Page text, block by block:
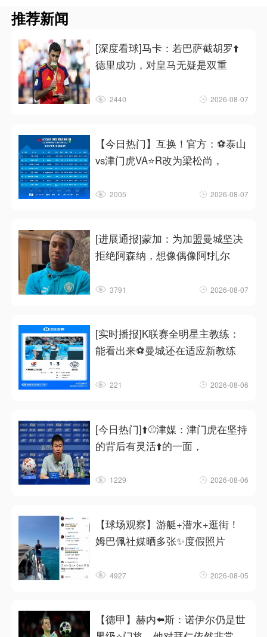
推荐新闻
[深度看球]马卡：若巴萨截胡罗⬆️
德里成功，对皇马无疑是双重
2440 2026-08-07
【今日热门】互换！官方：⚽泰山
vs津门虎VA⭐R改为梁松尚，
2005 2026-08-07
[进展通报]蒙加：为加盟曼城坚决
拒绝阿森纳，想像偶像阿❗扎尔
3791 2026-08-07
[实时播报]K联赛全明星主教练：
能看出来⚽曼城还在适应新教练
221 2026-08-06
[今日热门]⬆️⚾津媒：津门虎在坚持
的背后有灵活⬆️的一面，
1229 2026-08-06
【球场观察】游艇+潜水+逛街！
姆巴佩社媒晒多张✨度假照片
4927 2026-08-05
【德甲】赫内⬅️斯：诺伊尔仍是世